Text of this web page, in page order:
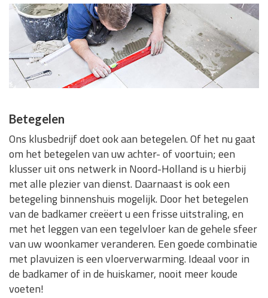
Betegelen
Ons klusbedrijf doet ook aan betegelen. Of het nu gaat
om het betegelen van uw achter- of voortuin; een
klusser uit ons netwerk in Noord-Holland is u hierbij
met alle plezier van dienst. Daarnaast is ook een
betegeling binnenshuis mogelijk. Door het betegelen
van de badkamer creëert u een frisse uitstraling, en
met het leggen van een tegelvloer kan de gehele sfeer
van uw woonkamer veranderen. Een goede combinatie
met plavuizen is een vloerverwarming. Ideaal voor in
de badkamer of in de huiskamer, nooit meer koude
voeten!